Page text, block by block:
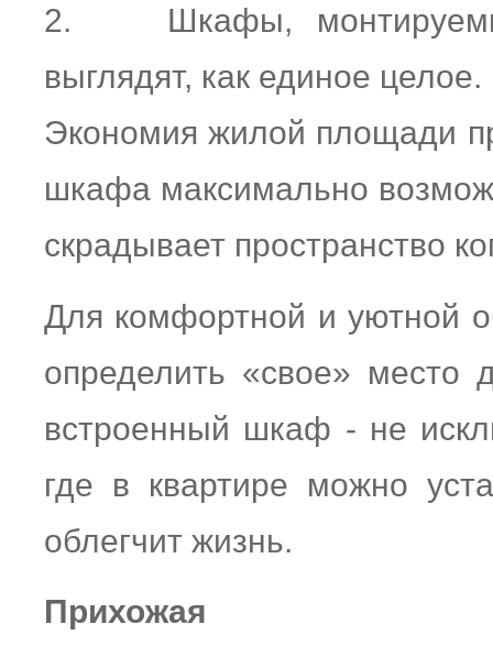
2. Шкафы,
выглядят, как единое целое.
Экономия жилой площади
шкафа максимально
скрадывает пространство
Для комфортной и уютной
определить «свое» место
встроенный шкаф - не
где в квартире можно
облегчит жизнь.
Прихожая